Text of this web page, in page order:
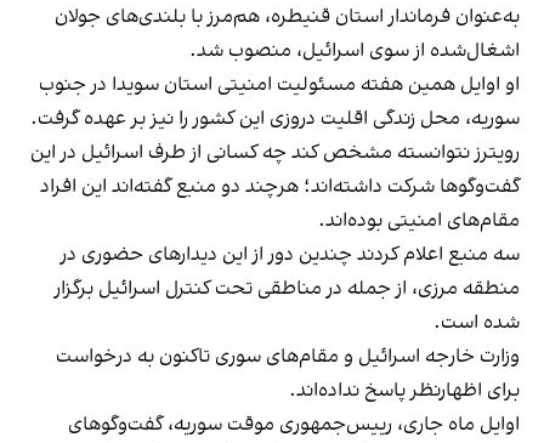
به‌عنوان فرماندار استان قنیطره، هم‌مرز با بلندی‌های جولان
اشغال‌شده از سوی اسرائیل، منصوب شد.
او اوایل همین هفته مسئولیت امنیتی استان سویدا در جنوب
سوریه، محل زندگی اقلیت دروزی این کشور را نیز بر عهده گرفت.
رویترز نتوانسته مشخص کند چه کسانی از طرف اسرائیل در این
گفت‌وگوها شرکت داشته‌اند؛ هرچند دو منبع گفته‌اند این افراد
مقام‌های امنیتی بوده‌اند.
سه منبع اعلام کردند چندین دور از این دیدارهای حضوری در
منطقه مرزی، از جمله در مناطقی تحت کنترل اسرائیل برگزار
شده است.
وزارت خارجه اسرائیل و مقام‌های سوری تاکنون به درخواست
برای اظهارنظر پاسخ نداده‌اند.
اوایل ماه جاری، رییس‌جمهوری موقت سوریه، گفت‌وگوهای